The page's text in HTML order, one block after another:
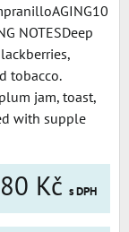
NOTESDeep
tobacco.
jam, toast,
with supple
Kč s DPH